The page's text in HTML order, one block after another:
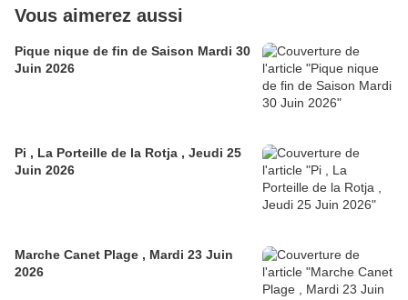
Vous aimerez aussi
Pique nique de fin de Saison Mardi 30
Juin 2026
Pi , La Porteille de la Rotja , Jeudi 25
Juin 2026
Marche Canet Plage , Mardi 23 Juin
2026